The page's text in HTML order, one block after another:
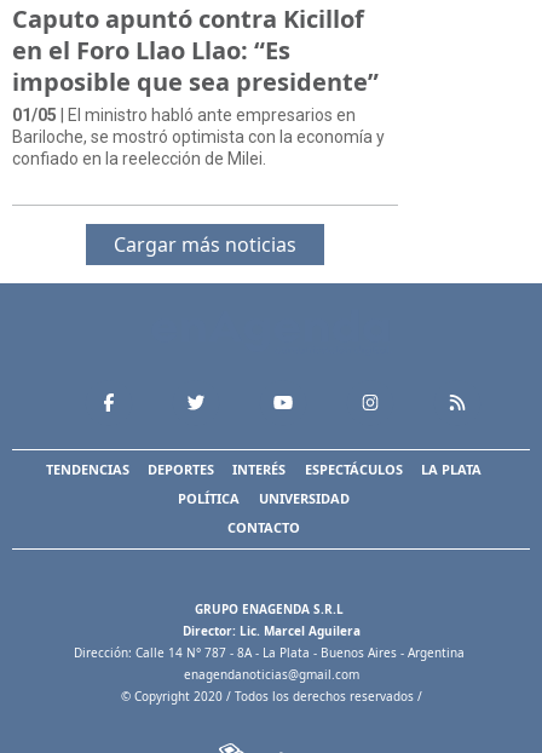
Caputo apuntó contra Kicillof
en el Foro Llao Llao: “Es
imposible que sea presidente”
01/05 | El ministro habló ante empresarios en
Bariloche, se mostró optimista con la economía y
confiado en la reelección de Milei.
Cargar más noticias
TENDENCIAS DEPORTES INTERÉS ESPECTÁCULOS
LA PLATA
POLÍTICA
UNIVERSIDAD
CONTACTO
GRUPO ENAGENDA S.R.L
Director: Lic. Marcel Aguilera
Dirección: Calle 14 N° 787 - 8A - La Plata - Buenos Aires - Argentina
enagendanoticias@gmail.com
© Copyright 2020 / Todos los derechos reservados /